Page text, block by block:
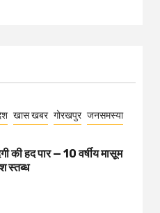
खास खबर गोरखपुर जनसमस्या
की हद पार — 10 वर्षीय मासूम
स्तब्ध